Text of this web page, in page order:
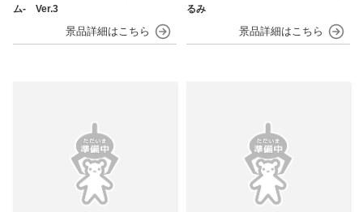
ム‐ Ver.3
るみ